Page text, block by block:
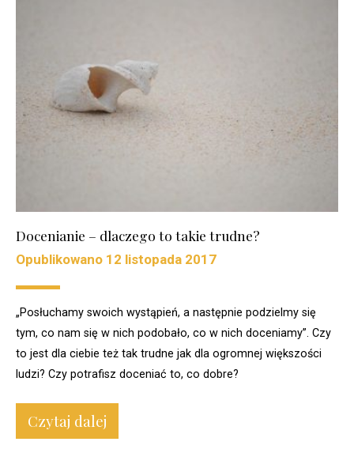
Docenianie – dlaczego to takie trudne?
Opublikowano 12 listopada 2017
„Posłuchamy swoich wystąpień, a następnie podzielmy się
tym, co nam się w nich podobało, co w nich doceniamy”. Czy
to jest dla ciebie też tak trudne jak dla ogromnej większości
ludzi? Czy potrafisz doceniać to, co dobre?
Czytaj dalej